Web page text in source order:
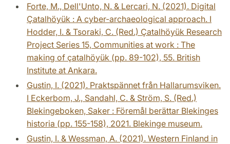
Forte, M., Dell'Unto, N. & Lercari, N. (2021). Digital
Çatalhöyük : A cyber-archaeological approach. I
Hodder, I. & Tsoraki, C. (Red.) Çatalhöyük Research
Project Series 15, Communities at work : The
making of çatalhöyük (pp. 89-102), 55. British
Institute at Ankara.
Gustin, I. (2021). Praktspännet från Hallarumsviken.
I Eckerbom, J., Sandahl, C. & Ström, S. (Red.)
Blekingeboken, Saker : Föremål berättar Blekinges
historia (pp. 155-158), 2021. Blekinge museum.
Gustin, I. & Wessman, A. (2021). Western Finland in